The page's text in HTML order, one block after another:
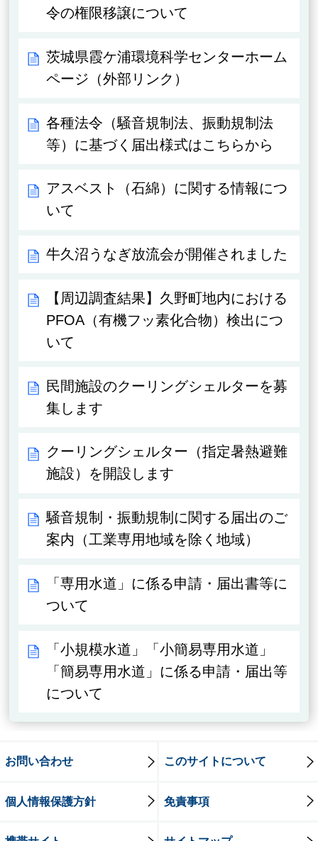
令の権限移譲について
茨城県霞ケ浦環境科学センターホーム
ページ（外部リンク）
各種法令（騒音規制法、振動規制法
等）に基づく届出様式はこちらから
アスベスト（石綿）に関する情報につ
いて
牛久沼うなぎ放流会が開催されました
【周辺調査結果】久野町地内における
PFOA（有機フッ素化合物）検出につ
いて
民間施設のクーリングシェルターを募
集します
クーリングシェルター（指定暑熱避難
施設）を開設します
騒音規制・振動規制に関する届出のご
案内（工業専用地域を除く地域）
「専用水道」に係る申請・届出書等に
ついて
「小規模水道」「小簡易専用水道」
「簡易専用水道」に係る申請・届出等
について
お問い合わせ このサイトについて
個人情報保護方針 免責事項